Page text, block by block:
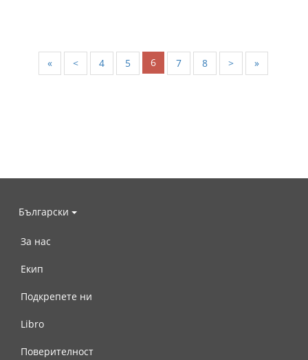
« < 4 5 6 7 8 > »
Български
За нас
Екип
Подкрепете ни
Libro
Поверителност